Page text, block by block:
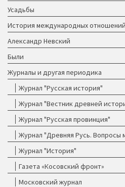
Усадьбы
История международных отношений
Александр Невский
Были
Журналы и другая периодика
Журнал "Русская история"
Журнал "Вестник древней
Журнал "Русская провинция"
Журнал "Древняя Русь. Вопросы
Журнал "История"
Газета «Косовский фронт»
Московский журнал